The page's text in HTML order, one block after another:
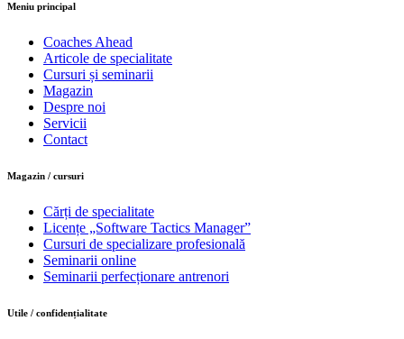
Meniu principal
Coaches Ahead
Articole de specialitate
Cursuri și seminarii
Magazin
Despre noi
Servicii
Contact
Magazin / cursuri
Cărți de specialitate
Licențe „Software Tactics Manager”
Cursuri de specializare profesională
Seminarii online
Seminarii perfecționare antrenori
Utile / confidențialitate